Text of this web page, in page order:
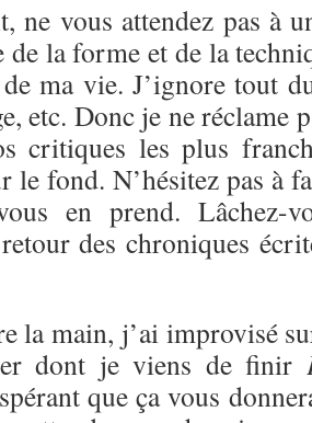
ne vous attendez pas à
la forme et de la
ma vie. J’ignore tout
etc. Donc je ne réclame
critiques les plus
le fond. N’hésitez pas à
en prend. Lâchez-
des chroniques
la main, j’ai improvisé
dont je viens de finir
que ça vous